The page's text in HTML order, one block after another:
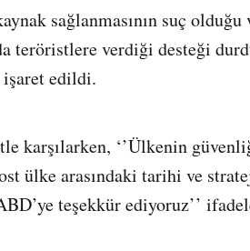
sağlanmasının suç olduğu
teröristlere verdiği desteği
edildi.
karşılarken, ‘’Ülkenin
ülke arasındaki tarihi ve
teşekkür ediyoruz’’